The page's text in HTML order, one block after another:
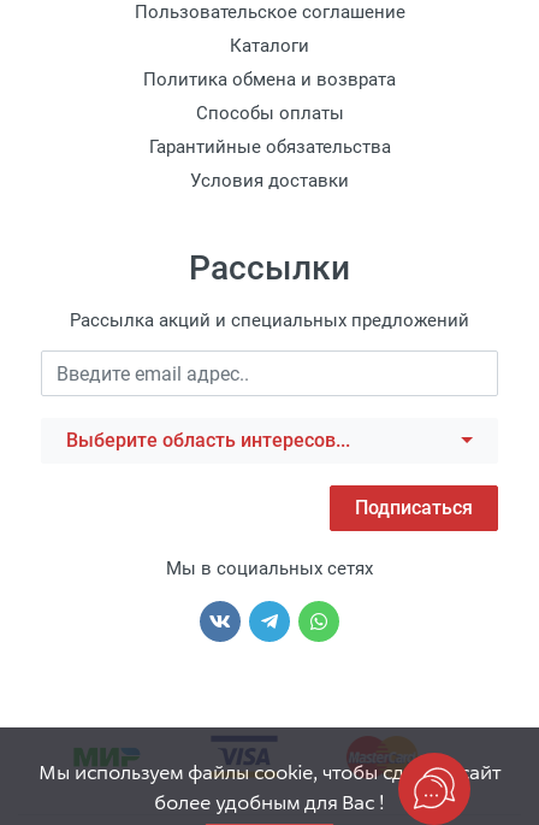
Пользовательское соглашение
Каталоги
Политика обмена и возврата
Способы оплаты
Гарантийные обязательства
Условия доставки
Рассылки
Рассылка акций и специальных предложений
Выберите область интересов...
Подписаться
Мы в социальных сетях
Мы используем файлы cookie, чтобы сделать сайт
более удобным для Вас !